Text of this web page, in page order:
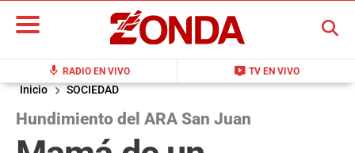
mic RADIO EN VIVO live_tv TV EN VIVO
BUSCAR
Inicio SOCIEDAD
Hundimiento del ARA San Juan